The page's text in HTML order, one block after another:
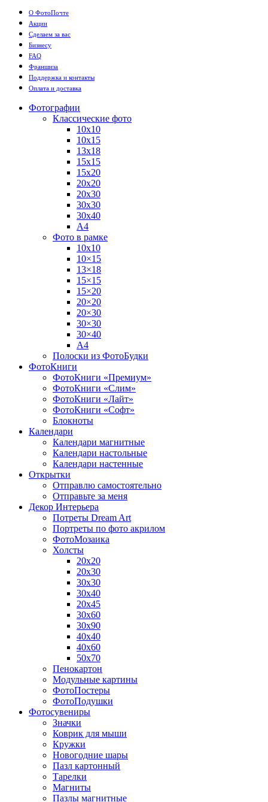
О ФотоПочте
Акции
Сделаем за вас
Бизнесу
FAQ
Франшиза
Поддержка и контакты
Оплата и доставка
Фотографии
Классические фото
10х10
10х15
13х18
15х15
15х20
20х20
20х30
30х30
30х40
А4
Фото в рамке
10х10
10×15
13×18
15×15
15×20
20×20
20×30
30×30
30×40
A4
Полоски из ФотоБудки
ФотоКниги
ФотоКниги «Премиум»
ФотоКниги «Слим»
ФотоКниги «Лайт»
ФотоКниги «Софт»
Блокноты
Календари
Календари магнитные
Календари настольные
Календари настенные
Открытки
Отправлю самостоятельно
Отправьте за меня
Декор Интерьера
Потреты Dream Art
Портреты по фото акрилом
ФотоМозаика
Холсты
20х20
20х30
30х30
30х40
20х45
30х60
30х90
40х40
40х60
50х70
Пенокартон
Модульные картины
ФотоПостеры
ФотоПодушки
Фотоcувениры
Значки
Коврик для мыши
Кружки
Новогодние шары
Пазл картонный
Тарелки
Магниты
Пазлы магнитные